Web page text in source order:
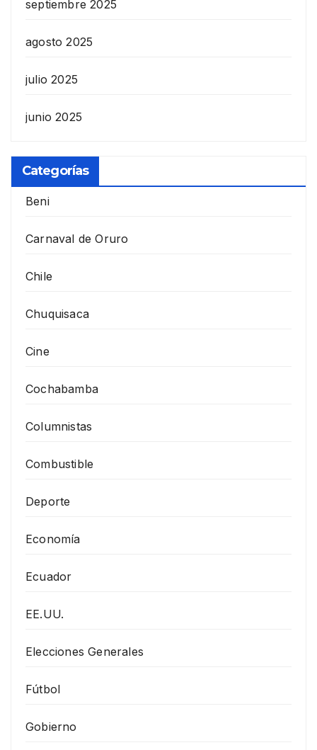
septiembre 2025
agosto 2025
julio 2025
junio 2025
Categorías
Beni
Carnaval de Oruro
Chile
Chuquisaca
Cine
Cochabamba
Columnistas
Combustible
Deporte
Economía
Ecuador
EE.UU.
Elecciones Generales
Fútbol
Gobierno